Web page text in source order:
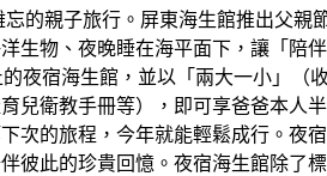
的親子旅行。屏東海生館推出父
生物、夜晚睡在海平面下，讓「陪
夜宿海生館，並以「兩大一小」
衛教手冊等），即可享爸爸本人
的旅程，今年就能輕鬆成行。夜
此的珍貴回憶。夜宿海生館除了